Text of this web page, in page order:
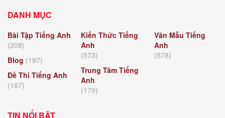
DANH MỤC
Bài Tập Tiếng Anh
(208)
Blog (197)
Đề Thi Tiếng Anh
(167)
Kiến Thức Tiếng
Anh
(573)
Trung Tâm Tiếng
Anh
(179)
Văn Mẫu Tiếng
Anh
(578)
TIN NỔI BẬT